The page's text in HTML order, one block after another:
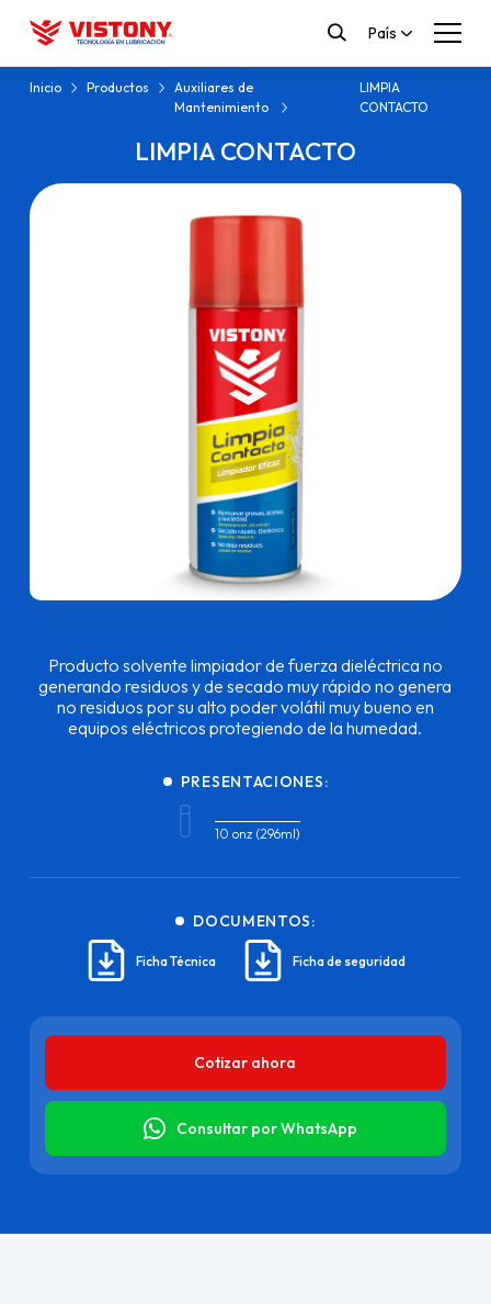
País
Inicio Productos
Auxiliares de
Mantenimiento
LIMPIA
CONTACTO
LIMPIA CONTACTO
Producto solvente limpiador de fuerza dieléctrica no
generando residuos y de secado muy rápido no genera
no residuos por su alto poder volátil muy bueno en
equipos eléctricos protegiendo de la humedad.
PRESENTACIONES:
10 onz (296ml)
DOCUMENTOS:
Ficha Técnica Ficha de seguridad
Cotizar ahora
Consultar por WhatsApp